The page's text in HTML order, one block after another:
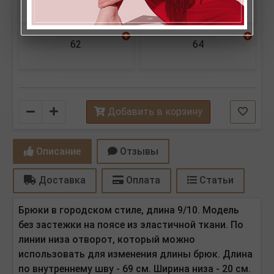
62 64
Количество Добавить в корзину
Описание Отзывы
Доставка Оплата Статьи
Брюки в городском стиле, длина 9/10. Модель
без застежки на поясе из эластичной ткани. По
линии низа отворот, который можно
использовать для изменения длины брюк. Длина
по внутреннему шву - 69 см. Ширина низа - 20 см.